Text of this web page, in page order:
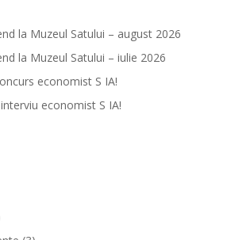
la Muzeul Satului – august 2026
la Muzeul Satului – iulie 2026
economist S IA!
economist S IA!